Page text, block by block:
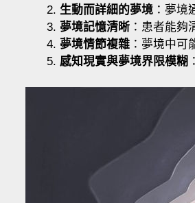
生動而詳細的夢境 ：夢境
夢境記憶清晰 ：患者能
夢境情節複雜 ：夢境中
感知現實與夢境界限模糊